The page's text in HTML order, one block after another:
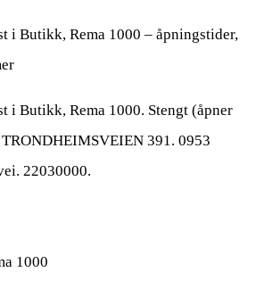
i Butikk, Rema 1000 – åpningstider,
i Butikk, Rema 1000. Stengt (åpner
391. 0953
22030000.
1000